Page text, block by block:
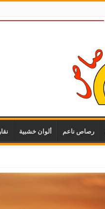
رصاص ناعم ألوان خشبية